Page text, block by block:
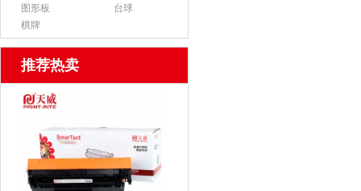
图形板
台球
棋牌
推荐热卖